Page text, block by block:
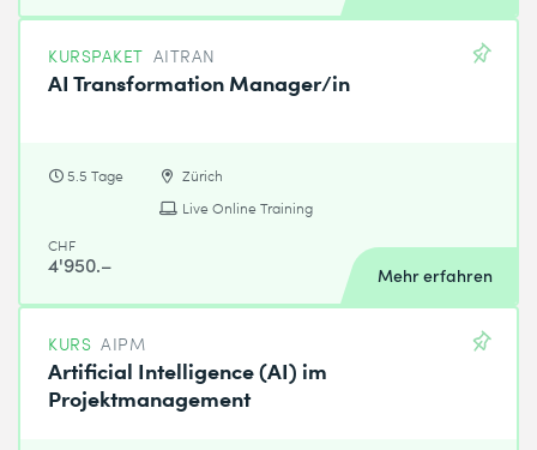
KURSPAKET AITRAN
AI Transformation Manager/in
5.5 Tage
Zürich
Live Online Training
CHF
4'950.– Mehr erfahren
KURS AIPM
Artificial Intelligence (AI) im
Projektmanagement